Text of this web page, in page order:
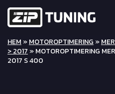
HEM »MOTOROPTIMERING »
> 2017 » MOTOROPTIMERING
2017 S 400